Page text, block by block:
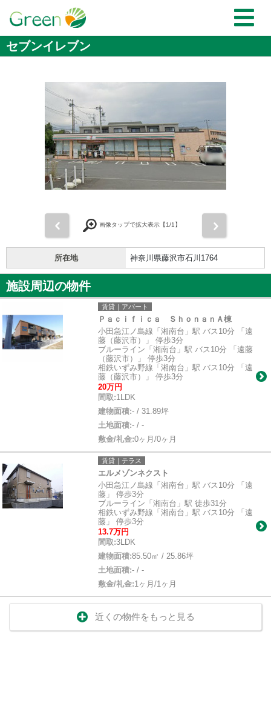
セブンイレブン
画像タップで拡大表示【1/1】
所在地 神奈川県藤沢市石川1764
施設周辺の物件
賃貸｜アパート
Ｐａｃｉｆｉｃａ ＳｈｏｎａｎＡ棟
小田急江ノ島線「湘南台」駅 バス10分 「遠
藤（藤沢市）」 停歩3分
ブルーライン「湘南台」駅 バス10分 「遠藤
（藤沢市）」 停歩3分
相鉄いずみ野線「湘南台」駅 バス10分 「遠
藤（藤沢市）」 停歩3分
20万円
間取:1LDK
建物面積:- / 31.89坪
土地面積:- / -
敷金/礼金:0ヶ月/0ヶ月
賃貸｜テラス
エルメゾンネクスト
小田急江ノ島線「湘南台」駅 バス10分 「遠
藤」 停歩3分
ブルーライン「湘南台」駅 徒歩31分
相鉄いずみ野線「湘南台」駅 バス10分 「遠
藤」 停歩3分
13.7万円
間取:3LDK
建物面積:85.50㎡ / 25.86坪
土地面積:- / -
敷金/礼金:1ヶ月/1ヶ月
近くの物件をもっと見る